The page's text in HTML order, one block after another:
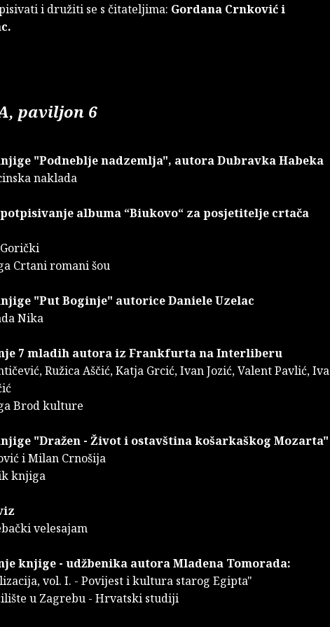
i družiti se s čitateljima: Gordana Crnković i
paviljon 6
"Podneblje nadzemlja", autora Dubravka Habeka
naklada
albuma “Biukovo“ za posjetitelje crtača
Crtani romani šou
"Put Boginje" autorice Daniele Uzelac
Nika
7 mladih autora iz Frankfurta na Interliberu
Ružica Aščić, Katja Grcić, Ivan Jozić, Valent Pavlić, Iva
Brod kulture
"Dražen - Život i ostavština košarkaškog Mozarta"
i Milan Crnošija
knjiga
velesajam
knjige - udžbenika autora Mladena Tomorada:
vol. I. - Povijest i kultura starog Egipta"
u Zagrebu - Hrvatski studiji